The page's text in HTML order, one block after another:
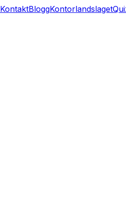
KontaktBloggKontorlandslaget